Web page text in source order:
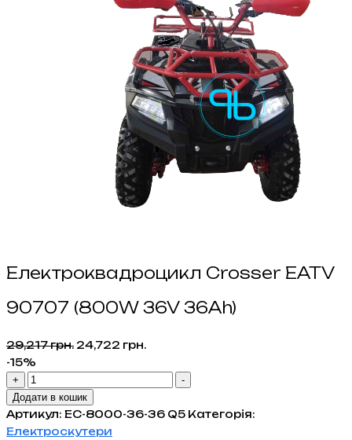
Електроквадроцикл Crosser EATV
90707 (800W 36V 36Ah)
29,217грн. Оригінальна
24,722 грн.
24,722 грн..
-15%
+
Електроквадроцикл
Crosser
EATV
90707
-
Додати в кошик
Артикул: ЕС-8000-36-36 Q5 Категорія:
Електроскутери